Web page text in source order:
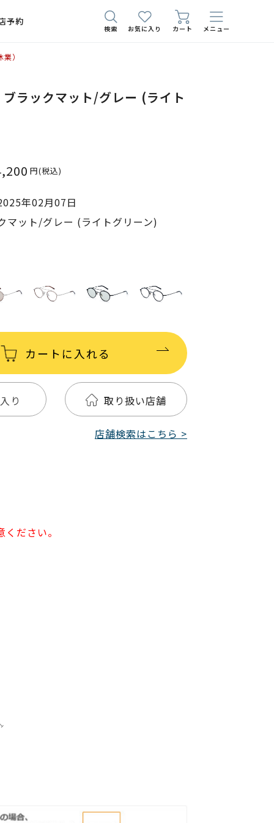
予約
検索 お気に入り カート メニュー
）
ラックマット/グレー (ライト
円(税込)
年02月07日
マット/グレー (ライトグリーン)
カートに入れる
り 取り扱い店舗
店舗検索はこちら >
ださい。